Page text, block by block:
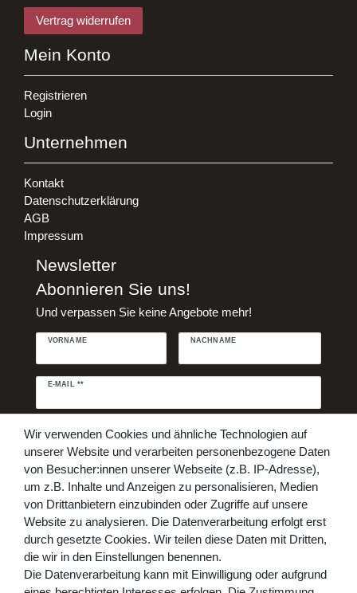
Vertrag widerrufen
Mein Konto
Registrieren
Login
Unternehmen
Kontakt
Datenschutzerklärung
AGB
Impressum
Newsletter
Abonnieren Sie uns!
Und verpassen Sie keine Angebote mehr!
VORNAME NACHNAME
E-MAIL **
Newsletter
Hiermit bestätige ich, dass ich dieDaten­schutz­erklärung
Abonnieren
** Hierbei handelt es sich um ein Pflichtfeld.
Bezahlen Sie bequem per
Wir verwenden Cookies und ähnliche Technologien auf
unserer Website und verarbeiten personenbezogene Daten
von Besucher:innen unserer Webseite (z.B. IP-Adresse),
um z.B. Inhalte und Anzeigen zu personalisieren, Medien
von Drittanbietern einzubinden oder Zugriffe auf unsere
Website zu analysieren. Die Datenverarbeitung erfolgt erst
durch gesetzte Cookies. Wir teilen diese Daten mit Dritten,
die wir in den Einstellungen benennen.
Die Datenverarbeitung kann mit Einwilligung oder aufgrund